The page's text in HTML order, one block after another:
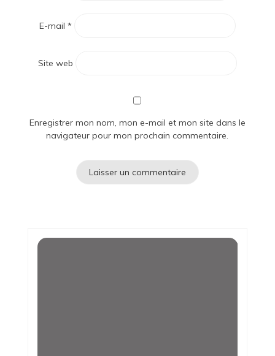
E-mail *
Site web
Enregistrer mon nom, mon e-mail et mon site dans le
navigateur pour mon prochain commentaire.